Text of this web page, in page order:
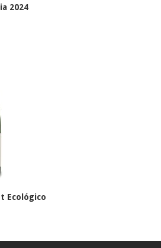
2024
Ecológico